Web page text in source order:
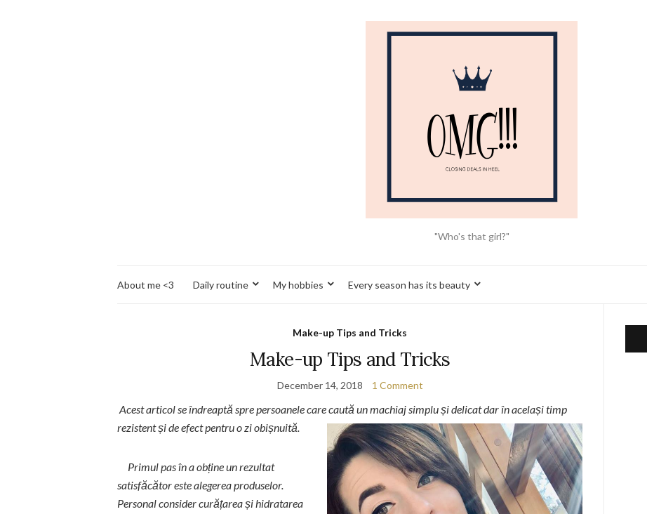
"Who's that girl?"
About me <3 Daily routine My hobbies Every season has its beauty
Make-up Tips and Tricks
Make-up Tips and Tricks
December 14, 2018 1 Comment
Acest articol se îndreaptă spre persoanele care caută un machiaj simplu și delicat dar în același timp
rezistent și de efect pentru o zi obișnuită.
Primul pas în a obține un rezultat
satisfăcător este alegerea produselor.
Personal consider curățarea și hidratarea